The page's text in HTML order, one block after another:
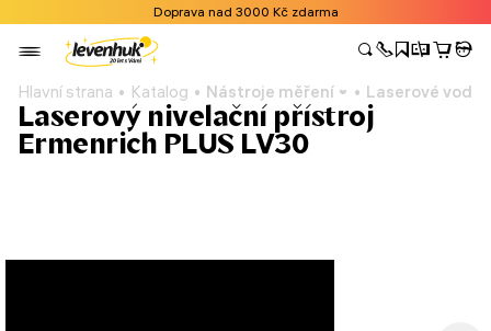
Doprava nad 3000 Kč zdarma
Hlavní strana Katalog Nástroje měření Laserové
Laserový nivelační přístroj
Ermenrich PLUS LV30